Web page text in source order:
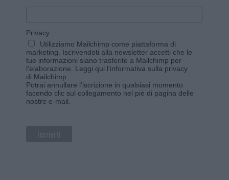
Privacy
Utilizziamo Mailchimp come piattaforma di
marketing. Iscrivendoti alla newsletter accetti che le
tue informazioni siano trasferite a Mailchimp per
l'elaborazione. Leggi qui l'informativa sulla privacy
di Mailchimp
Potrai annullare l'iscrizione in qualsiasi momento
facendo clic sul collegamento nel piè di pagina delle
nostre e-mail.